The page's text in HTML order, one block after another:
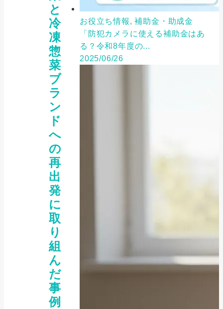
と
冷
凍
惣
菜
ブ
ラ
ン
ド
へ
の
再
出
発
に
取
り
組
ん
だ
事
例
お役立ち情報, 補助金・助成金
「防犯カメラに使える補助金はあ
る？令和8年度の...
2025/06/26